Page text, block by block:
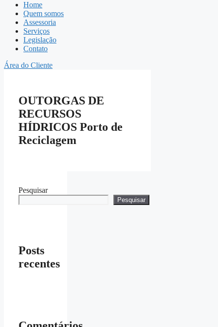
Home
Quem somos
Assessoria
Serviços
Legislação
Contato
Área do Cliente
OUTORGAS DE
RECURSOS
HÍDRICOS Porto de
Reciclagem
Pesquisar
Pesquisar
Posts
recentes